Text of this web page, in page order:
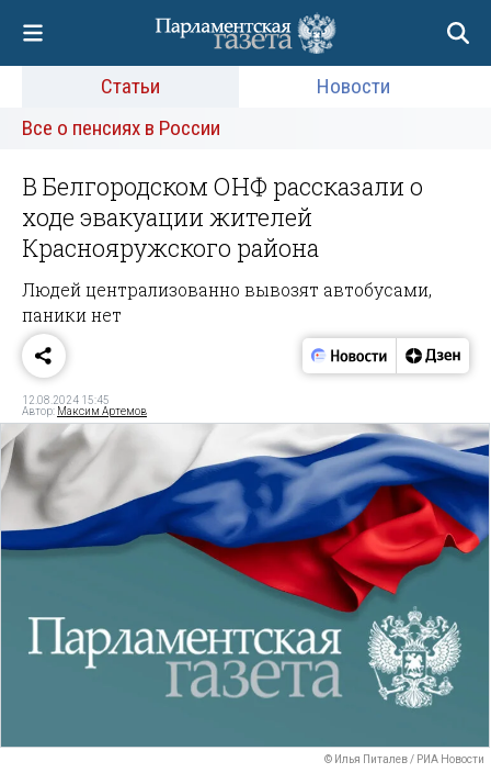
Статьи
Новости
Все о пенсиях в России
В Белгородском ОНФ рассказали о
ходе эвакуации жителей
Краснояружского района
Людей централизованно вывозят автобусами,
паники нет
12.08.2024 15:45
Автор: Максим Артемов
© Илья Питалев / РИА Новости